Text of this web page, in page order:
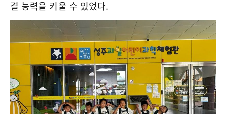
결 능력을 키울 수 있었다.